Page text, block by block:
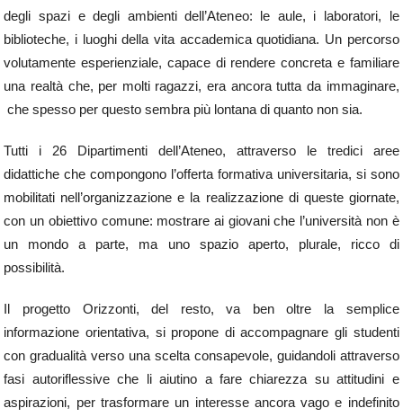
degli spazi e degli ambienti dell’Ateneo: le aule, i laboratori, le
biblioteche, i luoghi della vita accademica quotidiana. Un percorso
volutamente esperienziale, capace di rendere concreta e familiare
una realtà che, per molti ragazzi, era ancora tutta da immaginare,
che spesso per questo sembra più lontana di quanto non sia.
Tutti i 26 Dipartimenti dell’Ateneo, attraverso le tredici aree
didattiche che compongono l’offerta formativa universitaria, si sono
mobilitati nell’organizzazione e la realizzazione di queste giornate,
con un obiettivo comune: mostrare ai giovani che l’università non è
un mondo a parte, ma uno spazio aperto, plurale, ricco di
possibilità.
Il progetto Orizzonti, del resto, va ben oltre la semplice
informazione orientativa, si propone di accompagnare gli studenti
con gradualità verso una scelta consapevole, guidandoli attraverso
fasi autoriflessive che li aiutino a fare chiarezza su attitudini e
aspirazioni, per trasformare un interesse ancora vago e indefinito